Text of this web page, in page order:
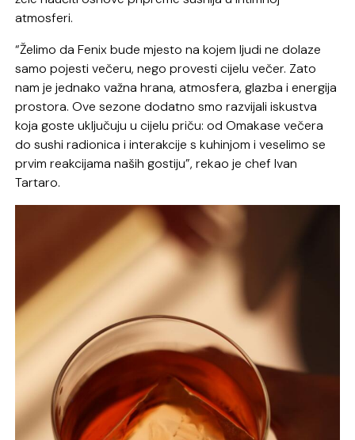
atmosferi.
“Želimo da Fenix bude mjesto na kojem ljudi ne dolaze
samo pojesti večeru, nego provesti cijelu večer. Zato
nam je jednako važna hrana, atmosfera, glazba i energija
prostora. Ove sezone dodatno smo razvijali iskustva
koja goste uključuju u cijelu priču: od Omakase večera
do sushi radionica i interakcije s kuhinjom i veselimo se
prvim reakcijama naših gostiju”, rekao je chef Ivan
Tartaro.